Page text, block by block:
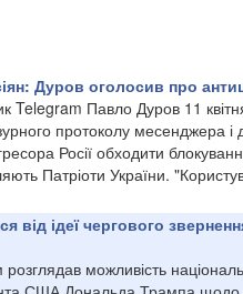
Дуров оголосив про
Telegram Павло Дуров 11
протоколу месенджера
Росії обходити
Патріоти України.
від ідеї чергового
розглядав можливість